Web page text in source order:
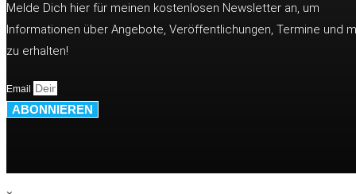
Melde Dich hier für meinen kostenlosen Newsletter an, um
Informationen über Angebote, Veröffentlichungen, Termine und
zu erhalten!
Email
ABONNIEREN